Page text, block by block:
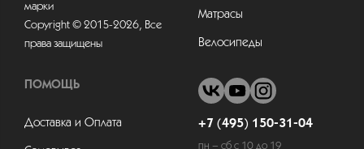
марки
Copyright © 2015-2026, Все
права защищены
Матрасы
Велосипеды
ПОМОЩЬ
Доставка и Оплата +7 (495) 150-31-04
пн – сб с 10 до 19